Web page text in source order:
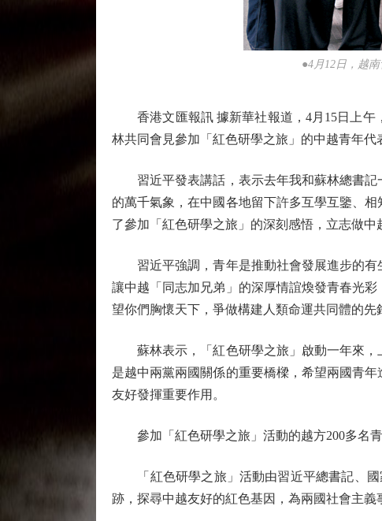
●4月12日，越
香港文匯報訊 據新華社報道，4月15日上午
林共同會見參加「紅色研學之旅」的中越青年代
習近平發表講話，表示去年我和蘇林總書記
的萬千氣象，在中國各地留下許多互學互鑒、
了參加「紅色研學之旅」的深刻感悟，立志做中
習近平強調，青年是推動社會發展進步的有
讓中越「同志加兄弟」的深厚情誼煥發青春光
望你們胸懷天下，爭做構建人類命運共同體的先
蘇林表示，「紅色研學之旅」啟動一年來，
是越中兩黨兩國關係的重要橋樑，希望兩國青
友好發揮重要作用。
參加「紅色研學之旅」活動的越方200多名青
「紅色研學之旅」活動由習近平總書記、國
跡，探尋中越友好的紅色基因，為兩國社會主